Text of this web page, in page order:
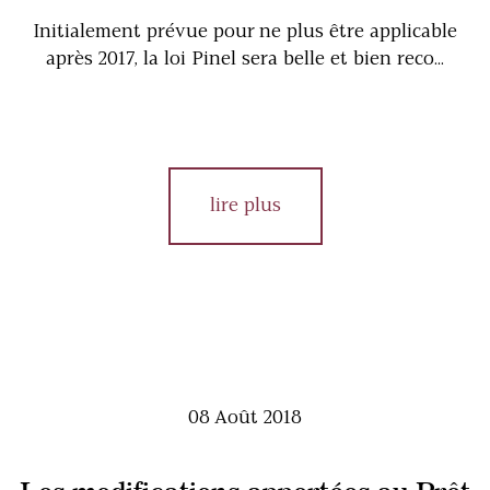
Initialement prévue pour ne plus être applicable
après 2017, la loi Pinel sera belle et bien reco...
lire plus
08 Août 2018